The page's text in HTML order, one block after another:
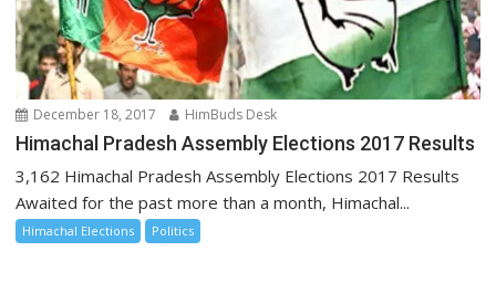
December 18, 2017 HimBuds Desk
Himachal Pradesh Assembly Elections 2017 Results
3,162 Himachal Pradesh Assembly Elections 2017 Results
Awaited for the past more than a month, Himachal...
Himachal Elections Politics